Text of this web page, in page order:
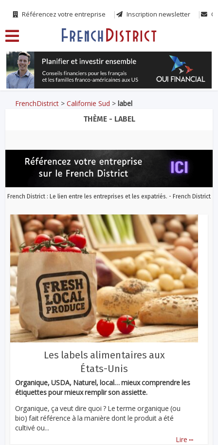
Référencez votre entreprise Inscription newsletter
FrenchDistrict >Californie Sud >label
THÈME - LABEL
French District : Le lien entre les entreprises et les expatriés. - French District
Les labels alimentaires aux
États-Unis
Organique, USDA, Naturel, local… mieux comprendre les
étiquettes pour mieux remplir son assiette.
Organique, ça veut dire quoi ? Le terme organique (ou
bio) fait référence à la manière dont le produit a été
cultivé ou...
Lire ...